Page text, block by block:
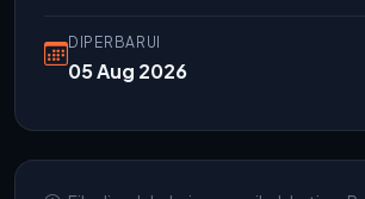
DIPERBARUI
05 Aug 2026